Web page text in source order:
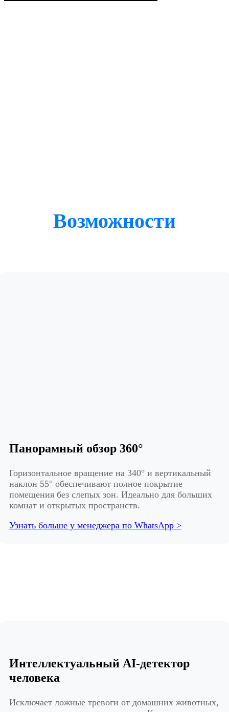
Возможности
Панорамный обзор 360°
Горизонтальное вращение на 340° и вертикальный
наклон 55° обеспечивают полное покрытие
помещения без слепых зон. Идеально для больших
комнат и открытых пространств.
Узнать больше у менеджера по WhatsApp >
Интеллектуальный AI-детектор
человека
Исключает ложные тревоги от домашних животных,